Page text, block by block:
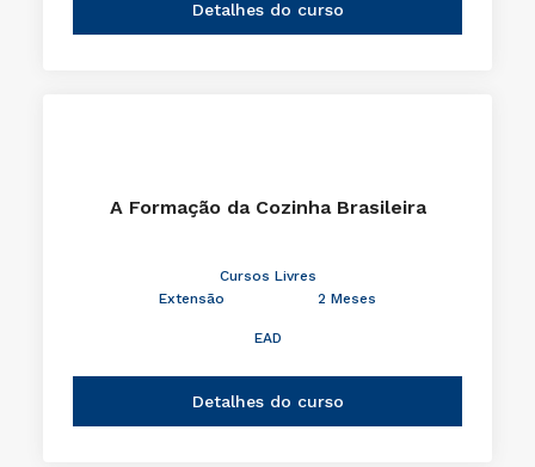
Detalhes do curso
A Formação da Cozinha Brasileira
Cursos Livres
Extensão
2 Meses
EAD
Detalhes do curso